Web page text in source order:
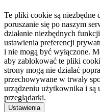
Te pliki cookie są niezbędne
poruszanie się po naszym
działanie niezbędnych
ustawienia preferencji
i nie mogą być wyłączone.
aby zablokować te pliki
strony mogą nie działać
przechowywane w trwały
urządzeniu użytkownika i są
przeglądarki.
Ustawienia